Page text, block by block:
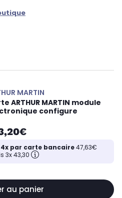
MARTIN
ARTHUR MARTIN module
configure
4x par carte bancaire47,63€
3x 43,30
au panier